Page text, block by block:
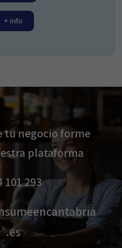
+ info
tu negocio forme
plataforma
101 293​​
.es